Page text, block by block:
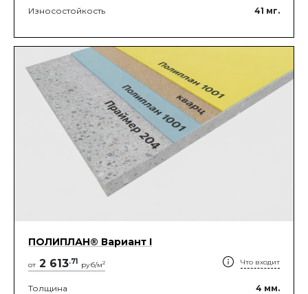
Износостойкость
41 мг.
ПОЛИПЛАН® Вариант I
от 2 613.71 руб/м2 Что входит
Толщина 4 мм.